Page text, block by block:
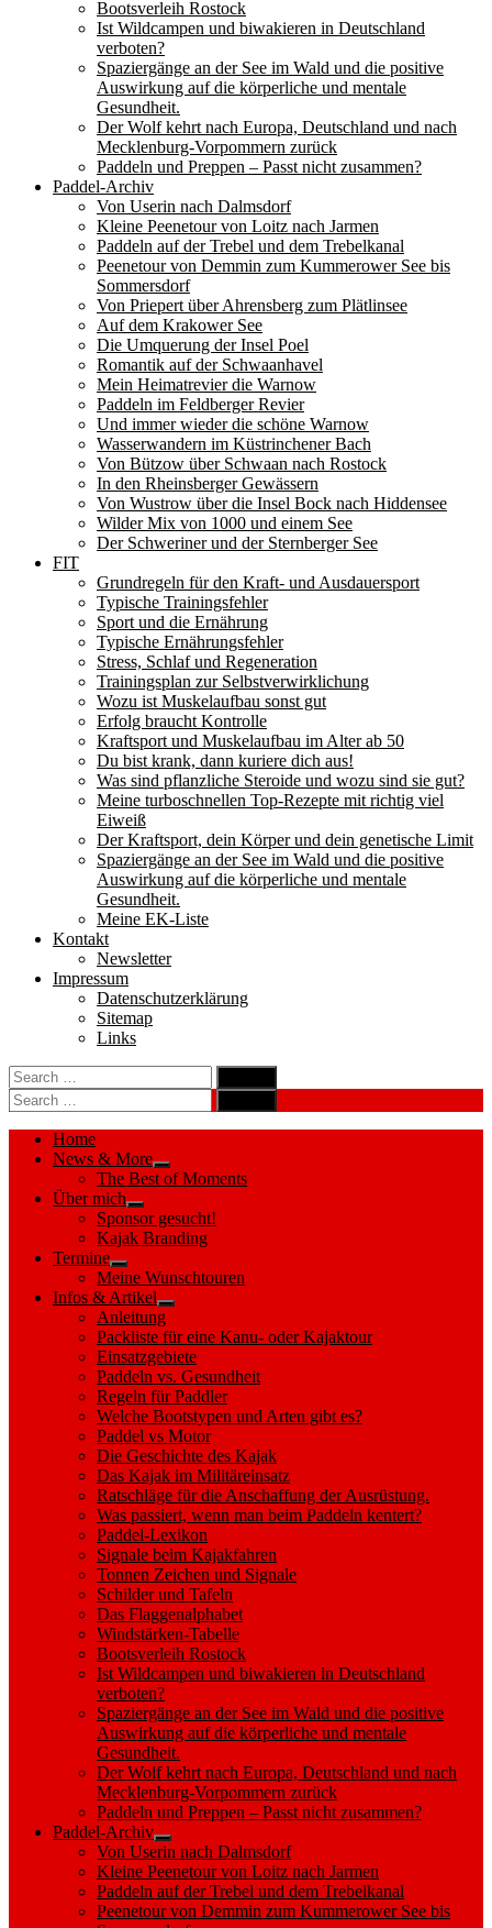
Bootsverleih Rostock
Ist Wildcampen und biwakieren in Deutschland
verboten?
Spaziergänge an der See im Wald und die positive
Auswirkung auf die körperliche und mentale
Gesundheit.
Der Wolf kehrt nach Europa, Deutschland und nach
Mecklenburg-Vorpommern zurück
Paddeln und Preppen – Passt nicht zusammen?
Paddel-Archiv
Von Userin nach Dalmsdorf
Kleine Peenetour von Loitz nach Jarmen
Paddeln auf der Trebel und dem Trebelkanal
Peenetour von Demmin zum Kummerower See bis
Sommersdorf
Von Priepert über Ahrensberg zum Plätlinsee
Auf dem Krakower See
Die Umquerung der Insel Poel
Romantik auf der Schwaanhavel
Mein Heimatrevier die Warnow
Paddeln im Feldberger Revier
Und immer wieder die schöne Warnow
Wasserwandern im Küstrinchener Bach
Von Bützow über Schwaan nach Rostock
In den Rheinsberger Gewässern
Von Wustrow über die Insel Bock nach Hiddensee
Wilder Mix von 1000 und einem See
Der Schweriner und der Sternberger See
FIT
Grundregeln für den Kraft- und Ausdauersport
Typische Trainingsfehler
Sport und die Ernährung
Typische Ernährungsfehler
Stress, Schlaf und Regeneration
Trainingsplan zur Selbstverwirklichung
Wozu ist Muskelaufbau sonst gut
Erfolg braucht Kontrolle
Kraftsport und Muskelaufbau im Alter ab 50
Du bist krank, dann kuriere dich aus!
Was sind pflanzliche Steroide und wozu sind sie gut?
Meine turboschnellen Top-Rezepte mit richtig viel
Eiweiß
Der Kraftsport, dein Körper und dein genetische Limit
Spaziergänge an der See im Wald und die positive
Auswirkung auf die körperliche und mentale
Gesundheit.
Meine EK-Liste
Kontakt
Newsletter
Impressum
Datenschutzerklärung
Sitemap
Links
Search
for:
Search
Search
for:
Search
Home
News & More
Show
sub
The Best of Moments
Über mich
Show
sub
menu
Sponsor gesucht!
Kajak Branding
Termine
Show
sub
menu
Meine Wunschtouren
Infos & Artikel
Show
sub
menu
Anleitung
Packliste für eine Kanu- oder Kajaktour
Einsatzgebiete
Paddeln vs. Gesundheit
Regeln für Paddler
Welche Bootstypen und Arten gibt es?
Paddel vs Motor
Die Geschichte des Kajak
Das Kajak im Militäreinsatz
Ratschläge für die Anschaffung der Ausrüstung.
Was passiert, wenn man beim Paddeln kentert?
Paddel-Lexikon
Signale beim Kajakfahren
Tonnen Zeichen und Signale
Schilder und Tafeln
Das Flaggenalphabet
Windstärken-Tabelle
Bootsverleih Rostock
Ist Wildcampen und biwakieren in Deutschland
verboten?
Spaziergänge an der See im Wald und die positive
Auswirkung auf die körperliche und mentale
Gesundheit.
Der Wolf kehrt nach Europa, Deutschland und nach
Mecklenburg-Vorpommern zurück
Paddeln und Preppen – Passt nicht zusammen?
Paddel-Archiv
Show
sub
menu
Von Userin nach Dalmsdorf
Kleine Peenetour von Loitz nach Jarmen
Paddeln auf der Trebel und dem Trebelkanal
Peenetour von Demmin zum Kummerower See bis